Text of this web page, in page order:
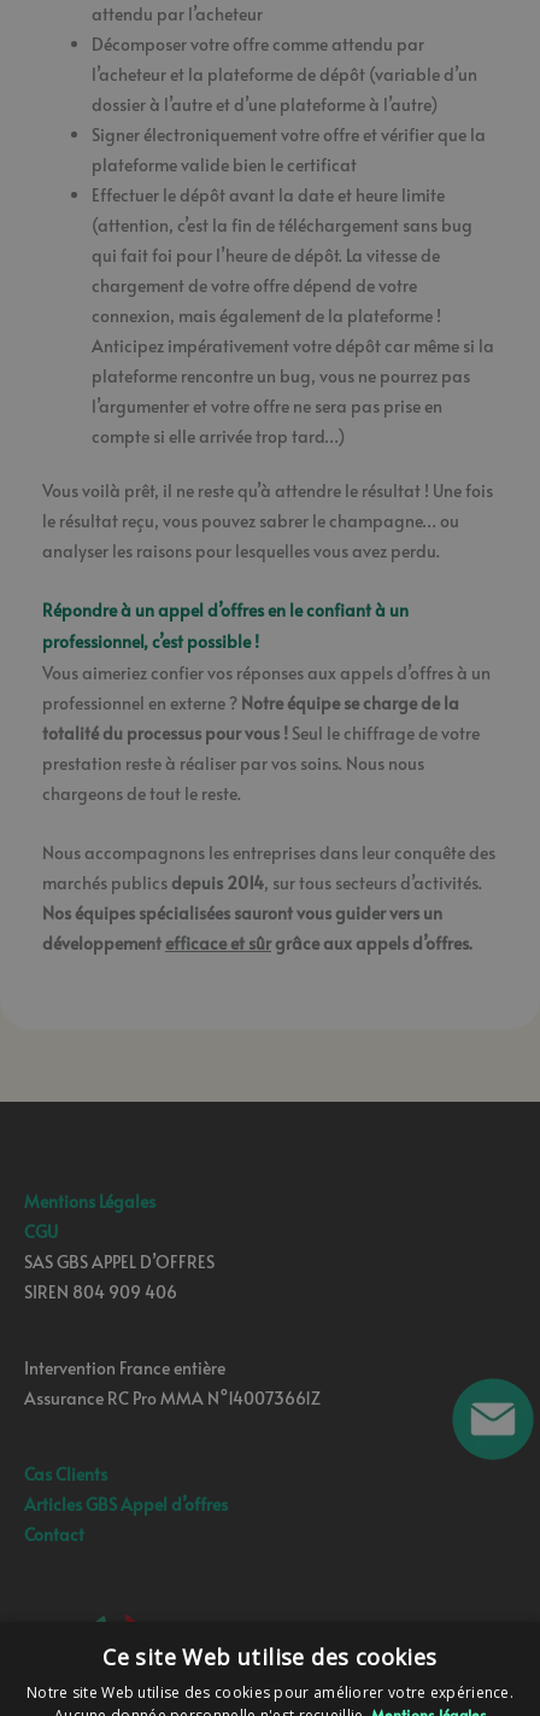
attendu par l’acheteur
Décomposer votre offre comme attendu par
l’acheteur et la plateforme de dépôt (variable d’un
dossier à l’autre et d’une plateforme à l’autre)
Signer électroniquement votre offre et vérifier que la
plateforme valide bien le certificat
Effectuer le dépôt avant la date et heure limite
(attention, c’est la fin de téléchargement sans bug
qui fait foi pour l’heure de dépôt. La vitesse de
chargement de votre offre dépend de votre
connexion, mais également de la plateforme !
Anticipez impérativement votre dépôt car même si la
plateforme rencontre un bug, vous ne pourrez pas
l’argumenter et votre offre ne sera pas prise en
compte si elle arrivée trop tard…)
Vous voilà prêt, il ne reste qu’à attendre le résultat ! Une fois
le résultat reçu, vous pouvez sabrer le champagne… ou
analyser les raisons pour lesquelles vous avez perdu.
Répondre à un appel d’offres en le confiant à un
professionnel, c’est possible !
Vous aimeriez confier vos réponses aux appels d’offres à un
professionnel en externe ? Notre équipe se charge de la
totalité du processus pour vous ! Seul le chiffrage de votre
prestation reste à réaliser par vos soins. Nous nous
chargeons de tout le reste.
Nous accompagnons les entreprises dans leur conquête des
marchés publics depuis 2014, sur tous secteurs d’activités.
Nos équipes spécialisées sauront vous guider vers un
développement efficace et sûrgrâce aux appels d’offres.
Mentions Légales
CGU
SAS GBS APPEL D’OFFRES
SIREN 804 909 406
Intervention France entière
Assurance RC Pro MMA N°140073661Z
Cas Clients
Articles GBS Appel d’offres
Contact
Ce site Web utilise des cookies
Notre site Web utilise des cookies pour améliorer votre expérience.